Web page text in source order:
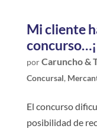
Mi cliente
porCaruncho &
Concursal,
El concurso
posibilidad de